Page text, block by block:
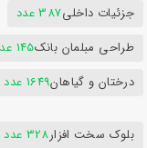
جزئیات داخلی387 عدد
طراحی مبلمان بانک145 عدد
درختان و گیاهان1649 عدد
بلوک سخت افزار328 عدد